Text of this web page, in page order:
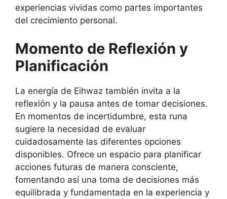
experiencias vividas como partes importantes
del crecimiento personal.
Momento de Reflexión y
Planificación
La energía de Eihwaz también invita a la
reflexión y la pausa antes de tomar decisiones.
En momentos de incertidumbre, esta runa
sugiere la necesidad de evaluar
cuidadosamente las diferentes opciones
disponibles. Ofrece un espacio para planificar
acciones futuras de manera consciente,
fomentando así una toma de decisiones más
equilibrada y fundamentada en la experiencia y